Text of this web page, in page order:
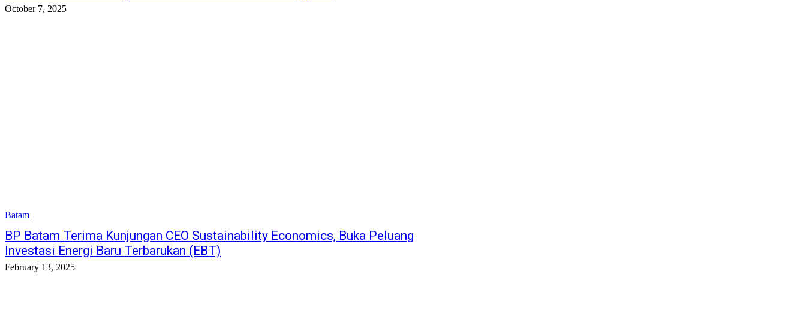
October 7, 2025
Batam
BP Batam Terima Kunjungan CEO Sustainability Economics, Buka Peluang
Investasi Energi Baru Terbarukan (EBT)
February 13, 2025